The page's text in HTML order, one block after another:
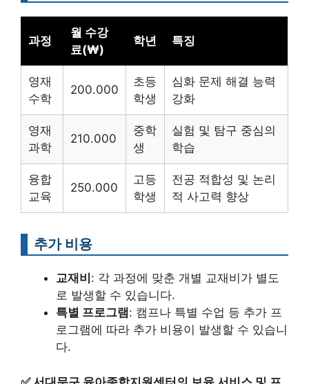
과정
월 수강
료(₩)
학년 특징
영재
수학
200.000
초등
학생
심화 문제 해결 능력
강화
영재
과학
210.000
중학
생
실험 및 탐구 중심의
학습
융합
교육
250.000
고등
학생
전공 적합성 및 논리
적 사고력 향상
추가 비용
교재비 : 각 과정에 맞춘 개별 교재비가 별도
로 발생할 수 있습니다.
특별 프로그램: 캠프나 특별 수업 등 추가 프
로그램에 따라 추가 비용이 발생할 수 있습니
다.